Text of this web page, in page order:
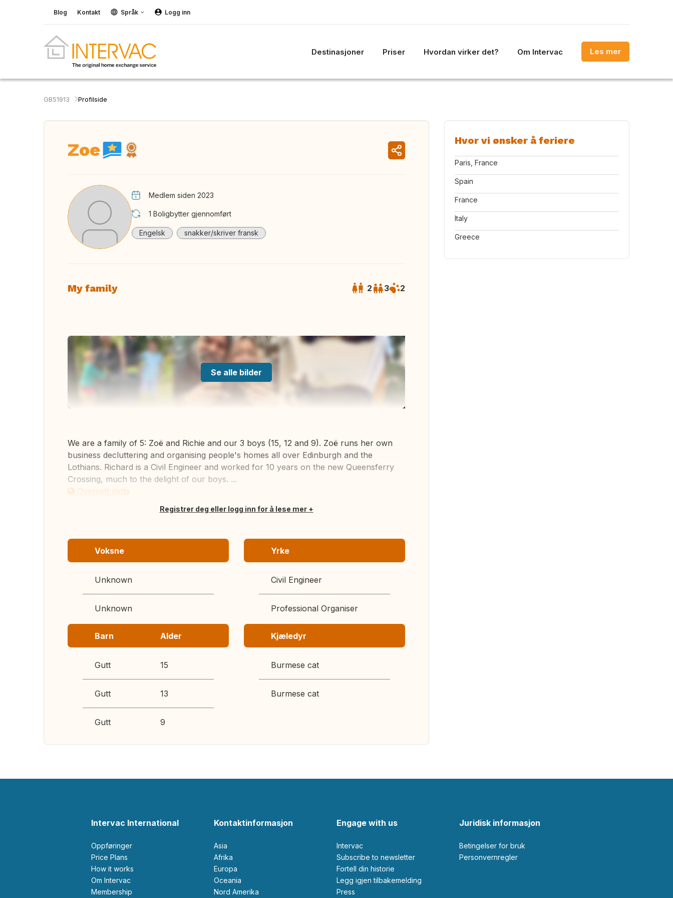
Blog Kontakt Språk Logg inn
Destinasjoner Priser Hvordan virker det? Om Intervac Les mer
GB51913 Profilside
Zoe
Medlem siden 2023
1 Boligbytter gjennomført
Engelsk snakker/skriver fransk
My family 2 3 2
Se alle bilder
We are a family of 5: Zoë and Richie and our 3 boys (15, 12 and 9). Zoë runs her own
business decluttering and organising people's homes all over Edinburgh and the
Lothians. Richard is a Civil Engineer and worked for 10 years on the new Queensferry
Crossing, much to the delight of our boys. ...
Oversett dette
Registrer deg eller logg inn for å lese mer
Voksne
Unknown
Unknown
Yrke
Civil Engineer
Professional Organiser
Barn Alder
Gutt 15
Gutt 13
Gutt 9
Kjæledyr
Burmese cat
Burmese cat
Hvor vi ønsker å feriere
Paris, France
Spain
France
Italy
Greece
Intervac International
Oppføringer
Price Plans
How it works
Om Intervac
Membership
Kontaktinformasjon
Asia
Afrika
Europa
Oceania
Nord Amerika
Engage with us
Intervac
Subscribe to newsletter
Fortell din historie
Legg igjen tilbakemelding
Press
Juridisk informasjon
Betingelser for bruk
Personvernregler